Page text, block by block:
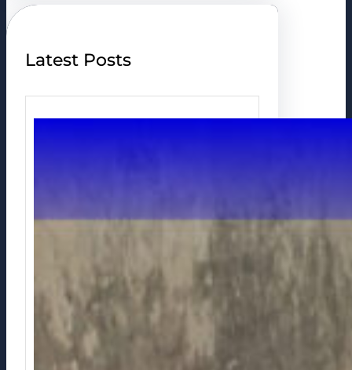
c
Latest Posts